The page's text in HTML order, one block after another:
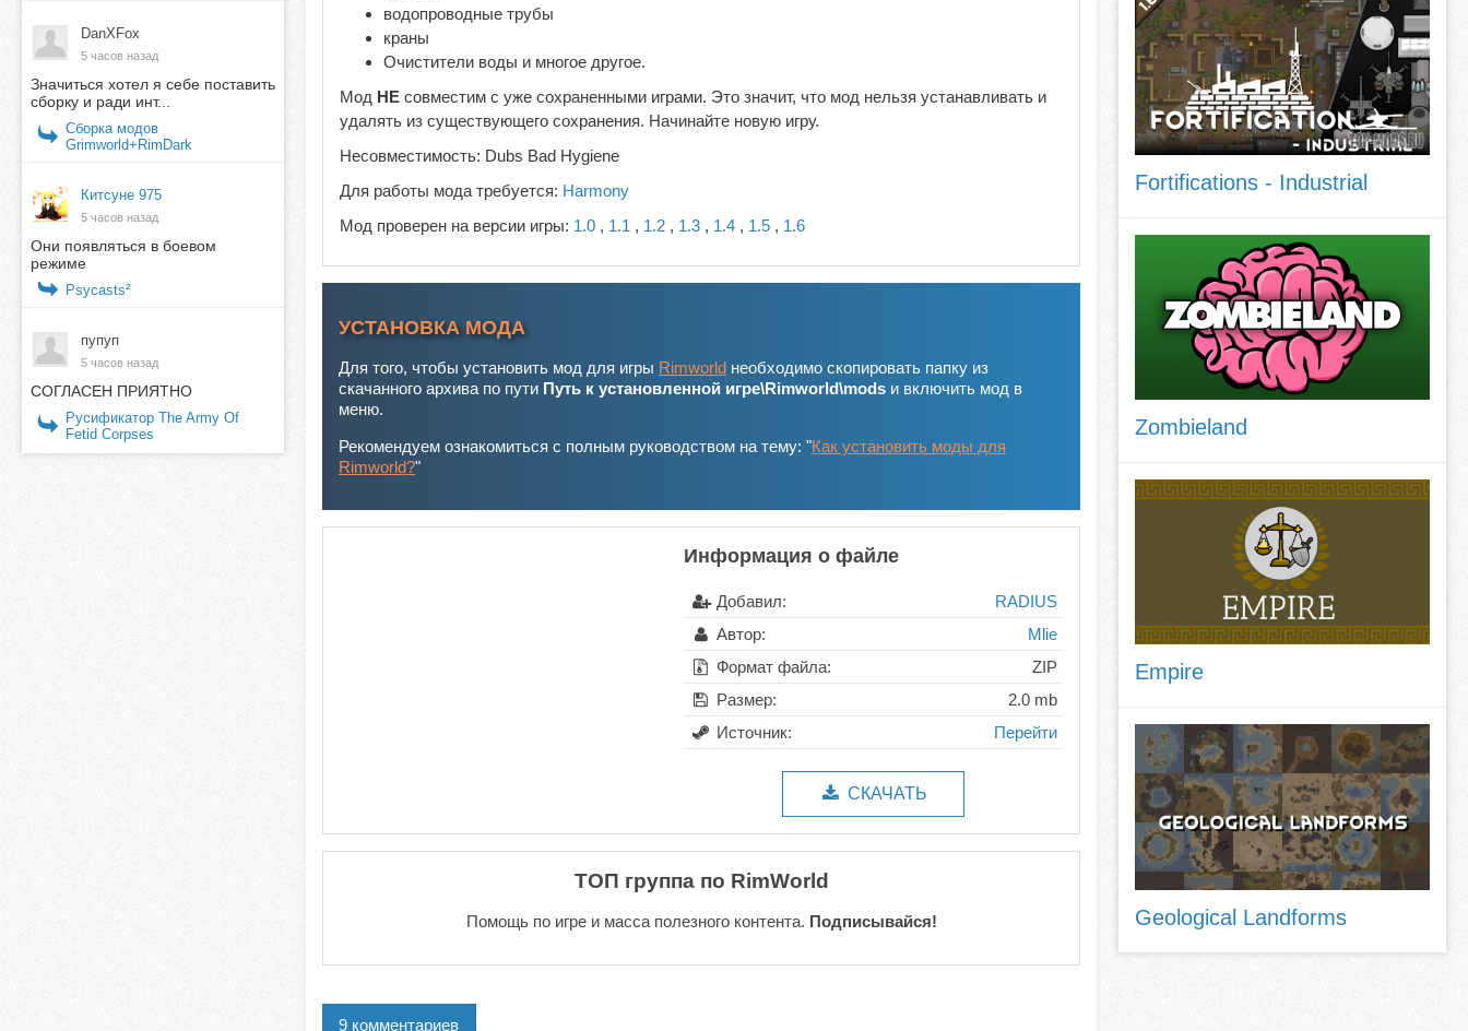
водопроводные трубы
краны
Очистители воды и многое другое.
Мод НЕ совместим с уже сохраненными играми. Это значит, что мод нельзя устанавливать и
удалять из существующего сохранения. Начинайте новую игру.
Несовместимость: Dubs Bad Hygiene
Для работы мода требуется: Harmony
Мод проверен на версии игры: 1.0 , 1.1 , 1.2 , 1.3 , 1.4 , 1.5 , 1.6
УСТАНОВКА МОДА
Для того, чтобы установить мод для игры Rimworld необходимо скопировать папку из
скачанного архива по пути Путь к установленной игре\Rimworld\mods и включить мод в
меню.
Рекомендуем ознакомиться с полным руководством на тему: "Как установить моды для
Rimworld?"
Информация о файле
Добавил:
RADIUS
Автор:
Mlie
Формат файла:
ZIP
Размер:
2.0 mb
Источник:
Перейти
СКАЧАТЬ
ТОП группа по RimWorld
Помощь по игре и масса полезного контента. Подписывайся!
9 комментариев
DanXFox
5 часов назад
Значиться хотел я себе поставить
сборку и ради инт...
Сборка модов
Grimworld+RimDark
Китсуне 975
5 часов назад
Они появляться в боевом
режиме
Psycasts²
пупуп
5 часов назад
СОГЛАСЕН ПРИЯТНО
Русификатор The Army Of
Fetid Corpses
Fortifications - Industrial
Zombieland
Empire
Geological Landforms